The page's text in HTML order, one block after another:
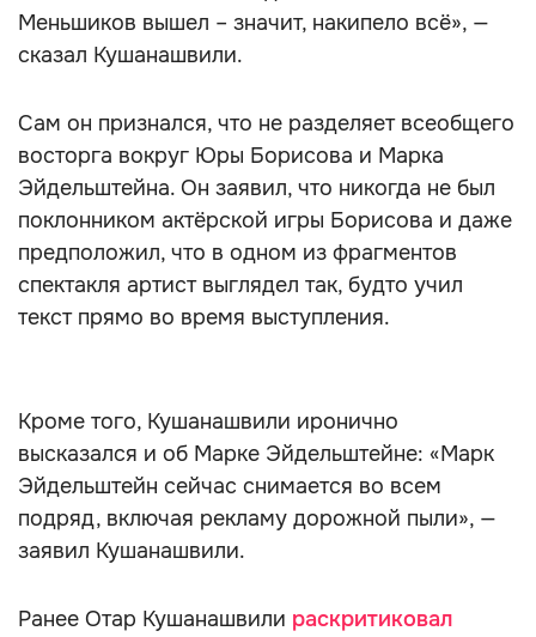
Меньшиков вышел – значит, накипело всё», —
сказал Кушанашвили.
Сам он признался, что не разделяет всеобщего
восторга вокруг Юры Борисова и Марка
Эйдельштейна. Он заявил, что никогда не был
поклонником актёрской игры Борисова и даже
предположил, что в одном из фрагментов
спектакля артист выглядел так, будто учил
текст прямо во время выступления.
Кроме того, Кушанашвили иронично
высказался и об Марке Эйдельштейне: «Марк
Эйдельштейн сейчас снимается во всем
подряд, включая рекламу дорожной пыли», —
заявил Кушанашвили.
Ранее Отар Кушанашвили раскритиковал